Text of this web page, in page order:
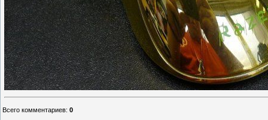
Всего комментариев: 0